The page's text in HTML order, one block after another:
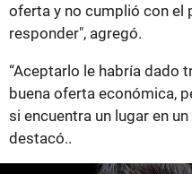
oferta y no cumplió con el
responder", agregó.
“Aceptarlo le habría dado
buena oferta económica,
si encuentra un lugar en
destacó..